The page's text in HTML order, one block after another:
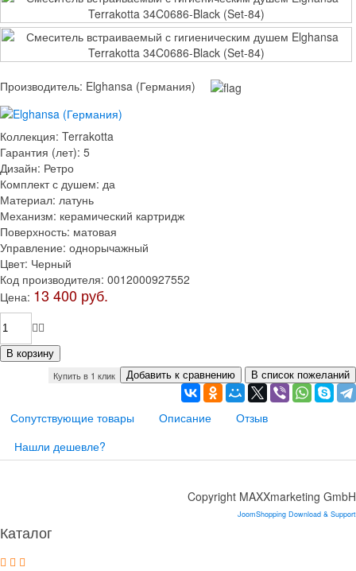
Производитель: Elghansa (Германия)
Коллекция: Terrakotta
Гарантия (лет): 5
Дизайн: Ретро
Комплект с душем: да
Материал: латунь
Механизм: керамический картридж
Поверхность: матовая
Управление: однорычажный
Цвет: Черный
Код производителя: 0012000927552
Цена: 13 400 руб.
Купить в 1 клик
Сопутствующие товары Описание
Отзыв
Нашли дешевле?
Copyright MAXXmarketing GmbH
JoomShopping Download & Support
Каталог